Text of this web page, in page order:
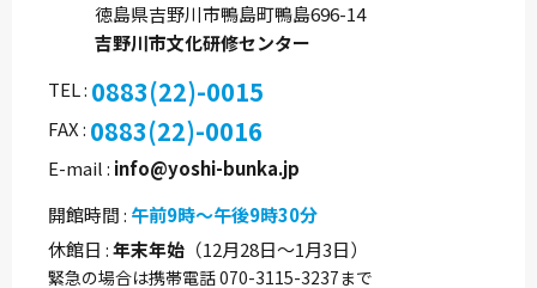
徳島県吉野川市鴨島町鴨島696-14
吉野川市文化研修センター
TEL 0883(22)-0015
FAX 0883(22)-0016
E-mail info@yoshi-bunka.jp
開館時間 午前9時～午後9時30分
休館日 年末年始 （12月28日～1月3日）
緊急の場合は携帯電話 070-3115-3237まで